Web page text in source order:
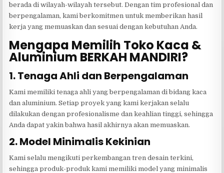
berada di wilayah-wilayah tersebut. Dengan tim profesional dan
berpengalaman, kami berkomitmen untuk memberikan hasil
kerja yang memuaskan dan sesuai dengan kebutuhan Anda.
Mengapa Memilih Toko Kaca &
Aluminium BERKAH MANDIRI?
1. Tenaga Ahli dan Berpengalaman
Kami memiliki tenaga ahli yang berpengalaman di bidang kaca
dan aluminium. Setiap proyek yang kami kerjakan selalu
dilakukan dengan profesionalisme dan keahlian tinggi, sehingga
Anda dapat yakin bahwa hasil akhirnya akan memuaskan.
2. Model Minimalis Kekinian
Kami selalu mengikuti perkembangan tren desain terkini,
sehingga produk-produk kami memiliki model yang minimalis